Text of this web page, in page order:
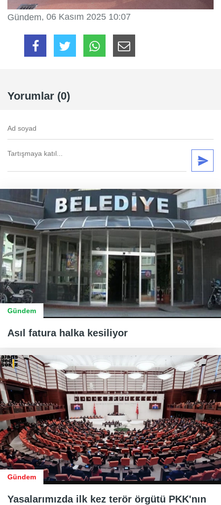
Gündem, 06 Kasım 2025 10:07
Yorumlar (0)
Gündem
Asıl fatura halka kesiliyor
Gündem
Yasalarımızda ilk kez terör örgütü PKK'nın